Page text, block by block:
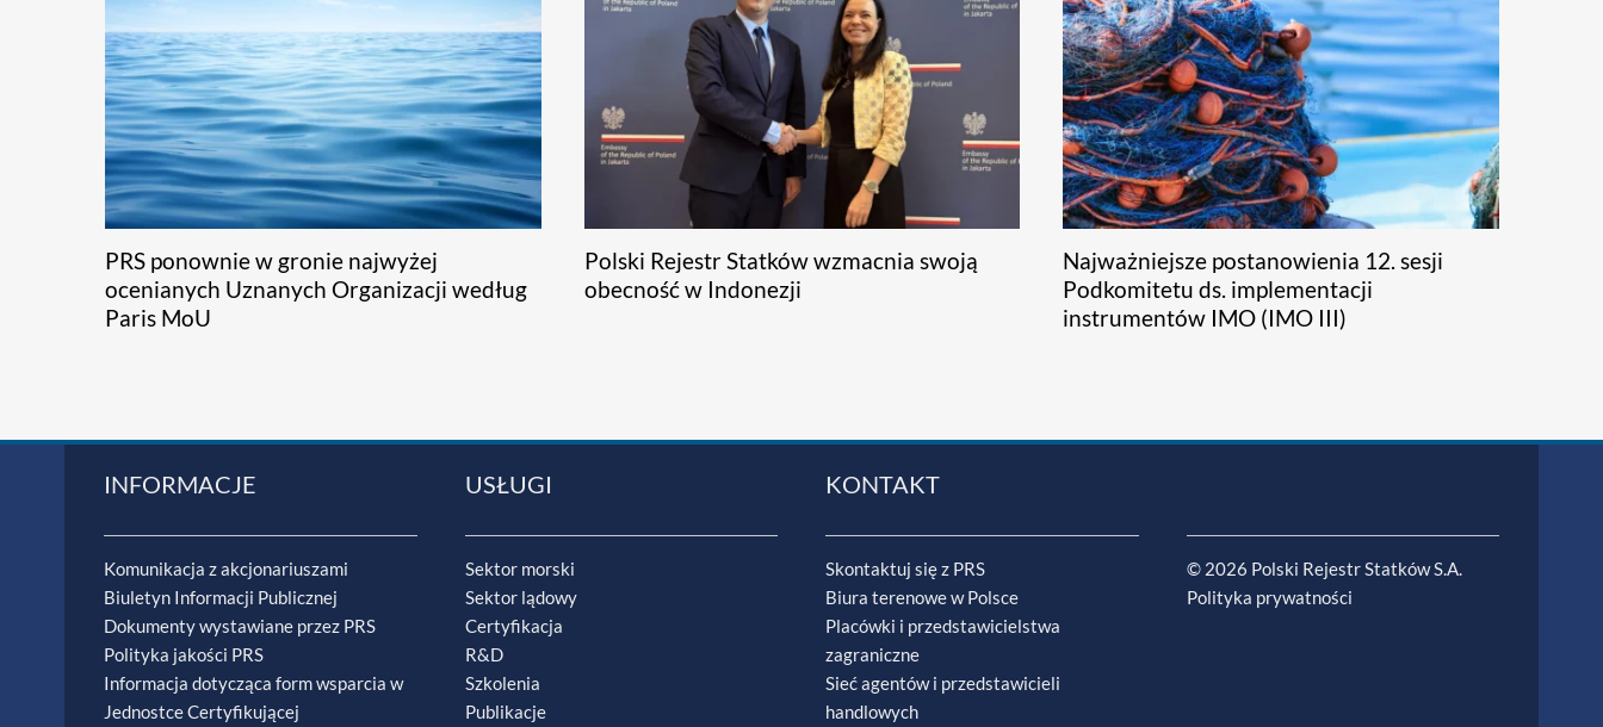
PRS ponownie w gronie najwyżej
ocenianych Uznanych Organizacji według
Paris MoU
Polski Rejestr Statków wzmacnia swoją
obecność w Indonezji
Najważniejsze postanowienia 12. sesji
Podkomitetu ds. implementacji
instrumentów IMO (IMO III)
INFORMACJE
Komunikacja z akcjonariuszami
Biuletyn Informacji Publicznej
Dokumenty wystawiane przez PRS
Polityka jakości PRS
Informacja dotycząca form wsparcia w
Jednostce Certyfikującej
USŁUGI
Sektor morski
Sektor lądowy
Certyfikacja
R&D
Szkolenia
Publikacje
KONTAKT
Skontaktuj się z PRS
Biura terenowe w Polsce
Placówki i przedstawicielstwa
zagraniczne
Sieć agentów i przedstawicieli
handlowych
© 2026 Polski Rejestr Statków S.A.
Polityka prywatności